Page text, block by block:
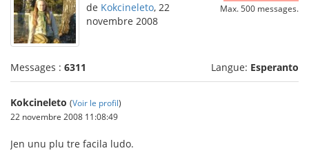
Max. 500 messages.
de Kokcineleto, 22
novembre 2008
Messages : 6311 Langue: Esperanto
Kokcineleto (Voir le profil)
22 novembre 2008 11:08:49
Jen unu plu tre facila ludo.